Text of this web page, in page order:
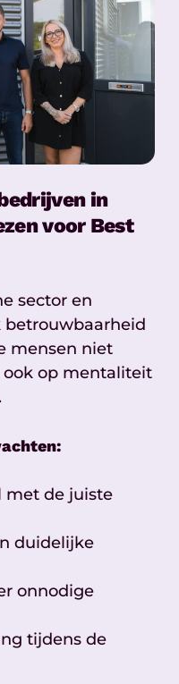
in
voor Best
sector en
mensen niet
ook op mentaliteit
met de juiste
duidelijke
onnodige
tijdens de